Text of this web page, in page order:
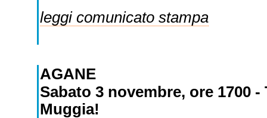
leggi comunicato stampa
AGANE
Sabato 3 novembre, ore 1700
Muggia!